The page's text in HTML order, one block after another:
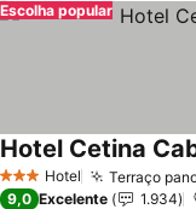
Escolha popular
3 EstrelasHotel Terraço
Hotel Cetina
9,0 Excelente 1.934